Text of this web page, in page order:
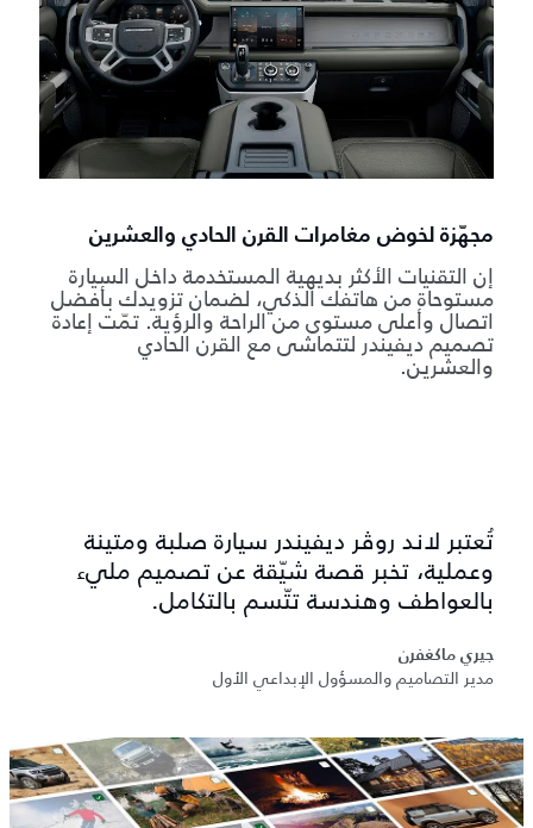
مجهّزة لخوض مغامرات القرن الحادي والعشرين
إن التقنيات الأكثر بديهية المستخدمة داخل السيارة
مستوحاة من هاتفك الذكي، لضمان تزويدك بأفضل
اتصال وأعلى مستوى من الراحة والرؤية. تمّت إعادة
تصميم ديفيندر لتتماشى مع القرن الحادي
والعشرين.
تُعتبر لاند روڤر ديفيندر سيارة صلبة ومتينة
وعملية، تخبر قصة شيّقة عن تصميم مليء
بالعواطف وهندسة تتّسم بالتكامل.
جيري ماكغفرن
مدير التصاميم والمسؤول الإبداعي الأول